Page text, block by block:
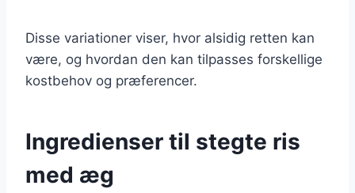
Disse variationer viser, hvor alsidig retten kan
være, og hvordan den kan tilpasses forskellige
kostbehov og præferencer.
Ingredienser til stegte ris
med æg